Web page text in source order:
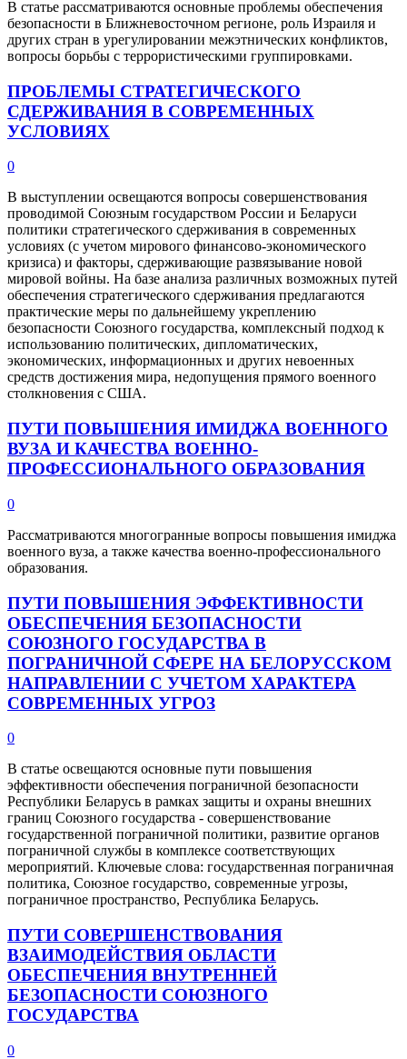
В статье рассматриваются основные проблемы обеспечения
безопасности в Ближневосточном регионе, роль Израиля и
других стран в урегулировании межэтнических конфликтов,
вопросы борьбы с террористическими группировками.
ПРОБЛЕМЫ СТРАТЕГИЧЕСКОГО
СДЕРЖИВАНИЯ В СОВРЕМЕННЫХ
УСЛОВИЯХ
0
В выступлении освещаются вопросы совершенствования
проводимой Союзным государством России и Беларуси
политики стратегического сдерживания в современных
условиях (с учетом мирового финансово-экономического
кризиса) и факторы, сдерживающие развязывание новой
мировой войны. На базе анализа различных возможных путей
обеспечения стратегического сдерживания предлагаются
практические меры по дальнейшему укреплению
безопасности Союзного государства, комплексный подход к
использованию политических, дипломатических,
экономических, информационных и других невоенных
средств достижения мира, недопущения прямого военного
столкновения с США.
ПУТИ ПОВЫШЕНИЯ ИМИДЖА ВОЕННОГО
ВУЗА И КАЧЕСТВА ВОЕННО-
ПРОФЕССИОНАЛЬНОГО ОБРАЗОВАНИЯ
0
Рассматриваются многогранные вопросы повышения имиджа
военного вуза, а также качества военно-профессионального
образования.
ПУТИ ПОВЫШЕНИЯ ЭФФЕКТИВНОСТИ
ОБЕСПЕЧЕНИЯ БЕЗОПАСНОСТИ
СОЮЗНОГО ГОСУДАРСТВА В
ПОГРАНИЧНОЙ СФЕРЕ НА БЕЛОРУССКОМ
НАПРАВЛЕНИИ С УЧЕТОМ ХАРАКТЕРА
СОВРЕМЕННЫХ УГРОЗ
0
В статье освещаются основные пути повышения
эффективности обеспечения пограничной безопасности
Республики Беларусь в рамках защиты и охраны внешних
границ Союзного государства - совершенствование
государственной пограничной политики, развитие органов
пограничной службы в комплексе соответствующих
мероприятий. Ключевые слова: государственная пограничная
политика, Союзное государство, современные угрозы,
пограничное пространство, Республика Беларусь.
ПУТИ СОВЕРШЕНСТВОВАНИЯ
ВЗАИМОДЕЙСТВИЯ ОБЛАСТИ
ОБЕСПЕЧЕНИЯ ВНУТРЕННЕЙ
БЕЗОПАСНОСТИ СОЮЗНОГО
ГОСУДАРСТВА
0